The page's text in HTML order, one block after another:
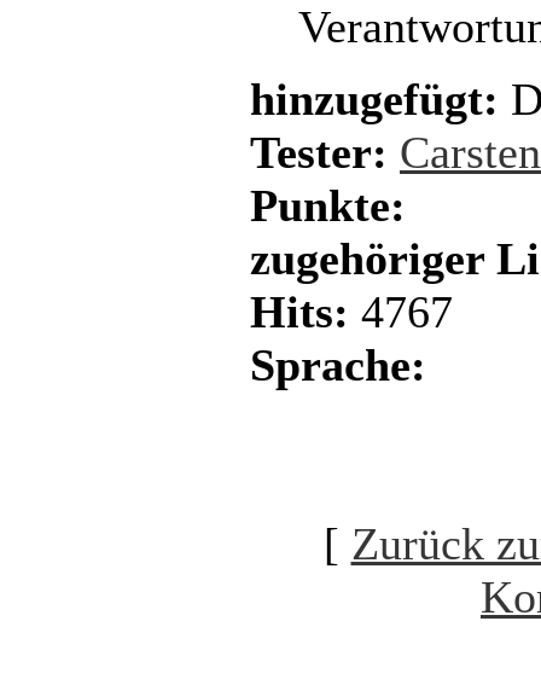
hinzugefügt:
Tester:
Punkte:
zugehöriger
Hits: 4767
Sprache:
[ Zurück